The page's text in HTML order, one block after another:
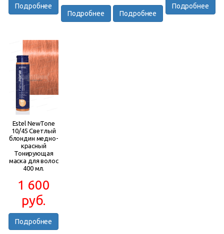
Подробнее
Подробнее Подробнее
Подробнее
Estel NewTone
10/45 Светлый
блондин медно-
красный
Тонирующая
маска для волос
400 мл.
1 600
руб.
Подробнее